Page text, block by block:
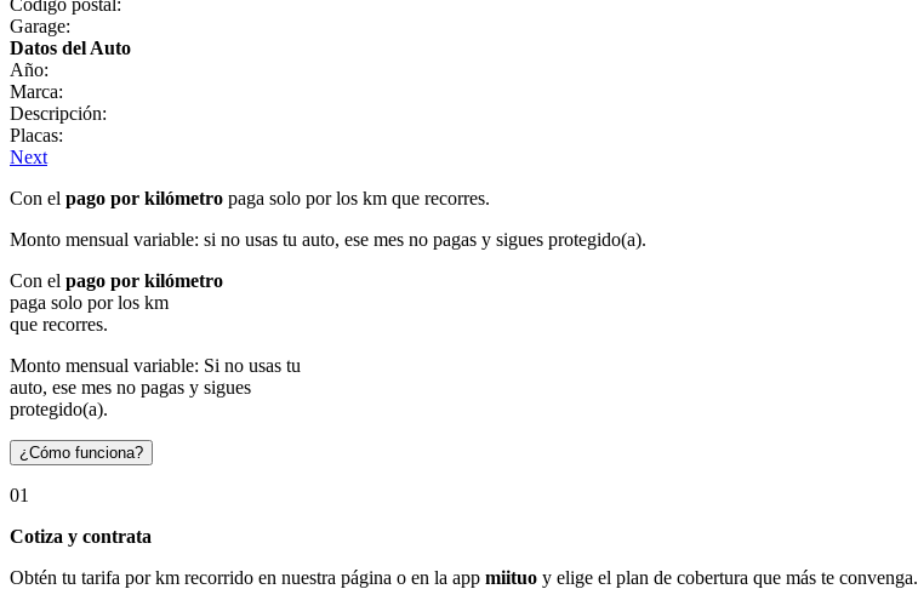
Garage:
Datos del Auto
Año:
Marca:
Descripción:
Placas:
Next
Con el pago por kilómetro paga solo por los km que recorres.
Monto mensual variable: si no usas tu auto, ese mes no pagas y sigues protegido(a).
Con el pago por kilómetro
paga solo por los km
que recorres.
Monto mensual variable: Si no usas tu
auto, ese mes no pagas y sigues
protegido(a).
¿Cómo funciona?
01
Cotiza y contrata
Obtén tu tarifa por km recorrido en nuestra página o en la app miituo y elige el plan de cobertura que más te convenga.